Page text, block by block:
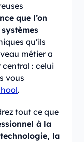
que l’on
qu’ils
métier a
central : celui
vous
.
tout ce que
à la
la